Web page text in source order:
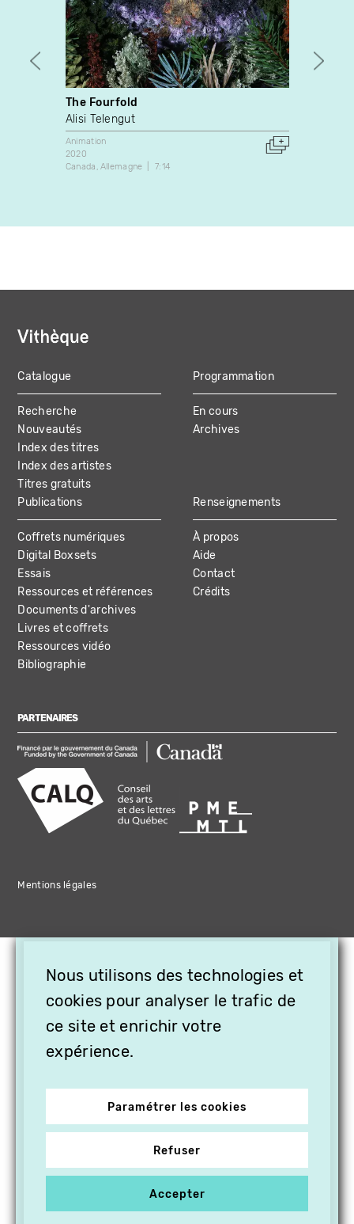
The Fourfold
Alisi Telengut
Animation
2020
Canada Allemagne 7:14
MAIN
NAVIGATION
Catalogue
Recherche
Nouveautés
Index des titres
Index des artistes
Titres gratuits
Programmation
En cours
Archives
Publications
Coffrets numériques
Digital Boxsets
Essais
Ressources et références
Documents d'archives
Livres et coffrets
Ressources vidéo
Bibliographie
Renseignements
À propos
Aide
Contact
Crédits
PARTENAIRES
Mentions légales
Nous utilisons des technologies et
cookies pour analyser le trafic de
ce site et enrichir votre
expérience.
Paramétrer les cookies
Refuser
Accepter
OFFREZ LA VIDÉO EN
CADEAU, ABONNEZ VOS
PROCHES À VITHÈQUE !